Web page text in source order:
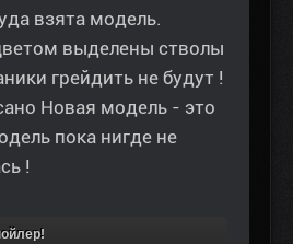
взята модель.
выделены стволы
грейдить не будут !
Новая модель - это
пока нигде не
!